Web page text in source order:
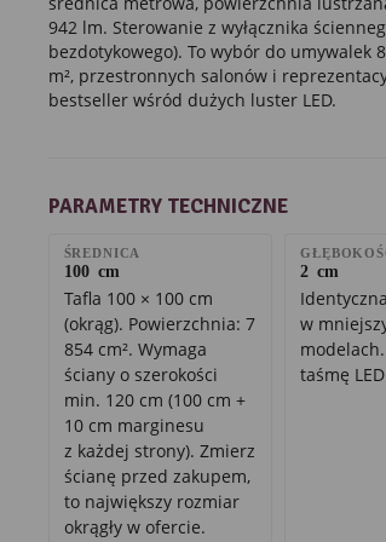
942 lm. Sterowanie z wyłącznika
bezdotykowego). To wybór do umywalek
m², przestronnych salonów i
bestseller wśród dużych luster LED.
PARAMETRY TECHNICZNE
ŚREDNICA
100 cm
Tafla 100 × 100 cm
(okrąg). Powierzchnia: 7
854 cm². Wymaga
ściany o szerokości
min. 120 cm (100 cm +
10 cm marginesu
z każdej strony). Zmierz
ścianę przed zakupem,
to największy rozmiar
okrągły w ofercie.
2 cm
w
taśmę